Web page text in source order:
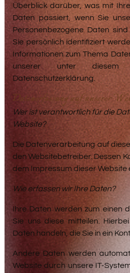
Überblick darüber, was mit
Daten passiert, wenn Sie
Personenbezogene Daten
Sie persönlich identifiziert
Informationen zum Thema
unserer unter diesem
Datenschutzerklärung.
Datenerfassung auf unserer
Wer ist verantwortlich für die
Website?
Die Datenverarbeitung auf
den Websitebetreiber. Dessen
dem Impressum dieser Website
Wie erfassen wir Ihre Daten?
Ihre Daten werden zum einen
Sie uns diese mitteilen.
Daten handeln, die Sie in ein
Andere Daten werden
Website durch unsere IT-